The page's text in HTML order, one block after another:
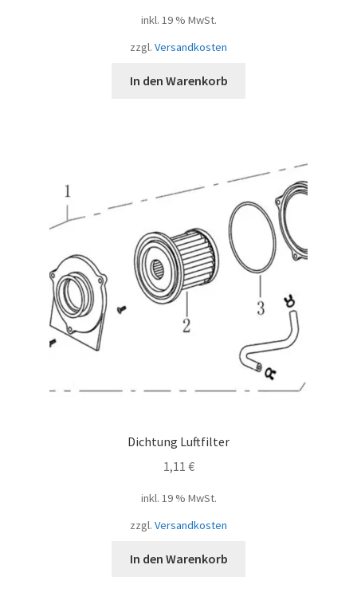
inkl. 19 % MwSt.
zzgl. Versandkosten
In den Warenkorb
Dichtung Luftfilter
1,11 €
inkl. 19 % MwSt.
zzgl. Versandkosten
In den Warenkorb